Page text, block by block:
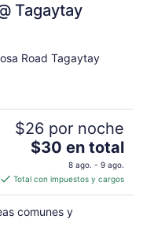
Tagaytay
Road Tagaytay
$26 por noche
El
es
de
$30
$30 en total
8 ago. - 9 ago.
Total con impuestos y cargos
comunes y